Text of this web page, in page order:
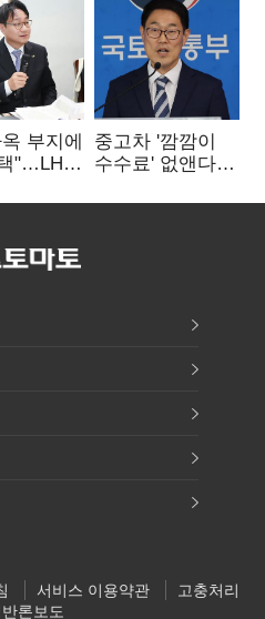
부지에
"…LH도
중고차 '깜깜이
수수료' 없앤다…
생기면 환불
서비스 이용약관
고충처리
론보도